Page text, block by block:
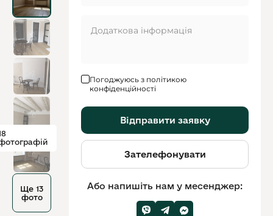
Ще 13
фото
Погоджуюсь з політикою
конфіденційності
Відправити заявку
Зателефонувати
Або напишіть нам у месенджер: